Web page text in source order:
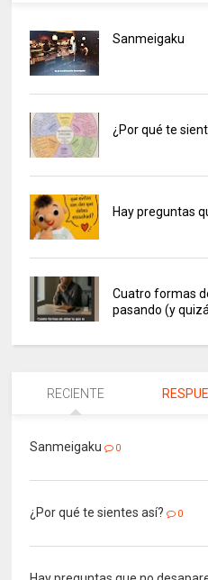
Sanmeigaku
¿Por qué te
Hay preguntas
Cuatro formas
pasando (y
RECIENTE
Sanmeigaku 0
¿Por qué te sientes así? 0